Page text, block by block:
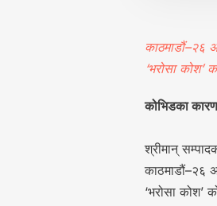
काठमाडौं–२६
‘भरोसा कोश’
कोभिडका
श्रीमान्
काठमाडौं–२६
‘भरोसा कोश’